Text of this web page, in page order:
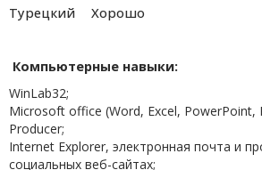
Турецкий
Хорошо
Компьютерные навыки:
WinLab32;
Microsoft office (Word, Excel, PowerPoint,
Producer;
Internet Explorer, электронная почта и
социальных веб-сайтах;